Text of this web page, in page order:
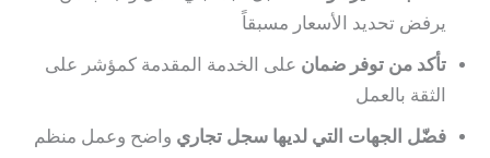
يرفض تحديد الأسعار مسبقاً
تأكد من توفر ضمان على الخدمة المقدمة كمؤشر على
الثقة بالعمل
فضّل الجهات التي لديها سجل تجاري واضح وعمل منظم